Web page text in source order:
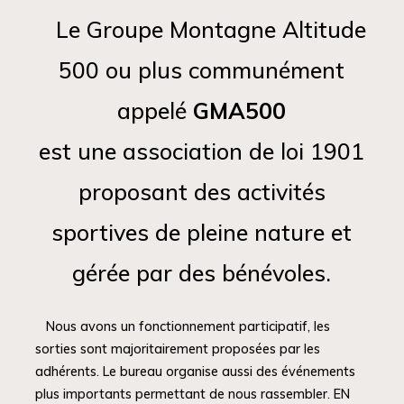
Le Groupe Montagne Altitude
500 ou plus communément
appelé GMA500
est une association de loi 1901
proposant des activités
sportives de pleine nature et
gérée par des bénévoles.
Nous avons un fonctionnement participatif, les
sorties sont majoritairement proposées par les
adhérents. Le bureau organise aussi des événements
plus importants permettant de nous rassembler. EN